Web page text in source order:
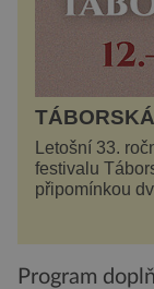
Letošní 33.
festivalu
připomínkou
let od úmrtí
Program